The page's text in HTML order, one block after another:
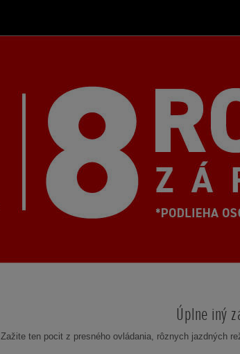
Úplne iný
Zažite ten pocit z presného ovládania, rôznych jazdných